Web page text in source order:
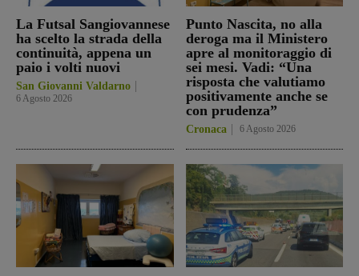
La Futsal Sangiovannese
ha scelto la strada della
continuità, appena un
paio i volti nuovi
San Giovanni Valdarno
6 Agosto 2026
Punto Nascita, no alla
deroga ma il Ministero
apre al monitoraggio di
sei mesi. Vadi: “Una
risposta che valutiamo
positivamente anche se
con prudenza”
Cronaca 6 Agosto 2026